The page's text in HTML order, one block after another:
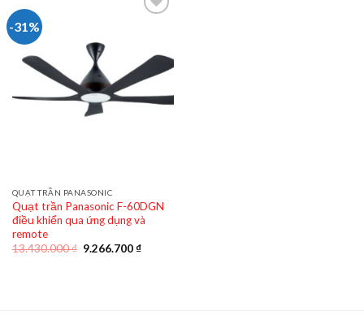
-31%
QUẠT TRẦN PANASONIC
Quạt trần Panasonic F-60DGN
điều khiển qua ứng dụng và
remote
13.430.000₫ Giá
9.266.700₫Giá